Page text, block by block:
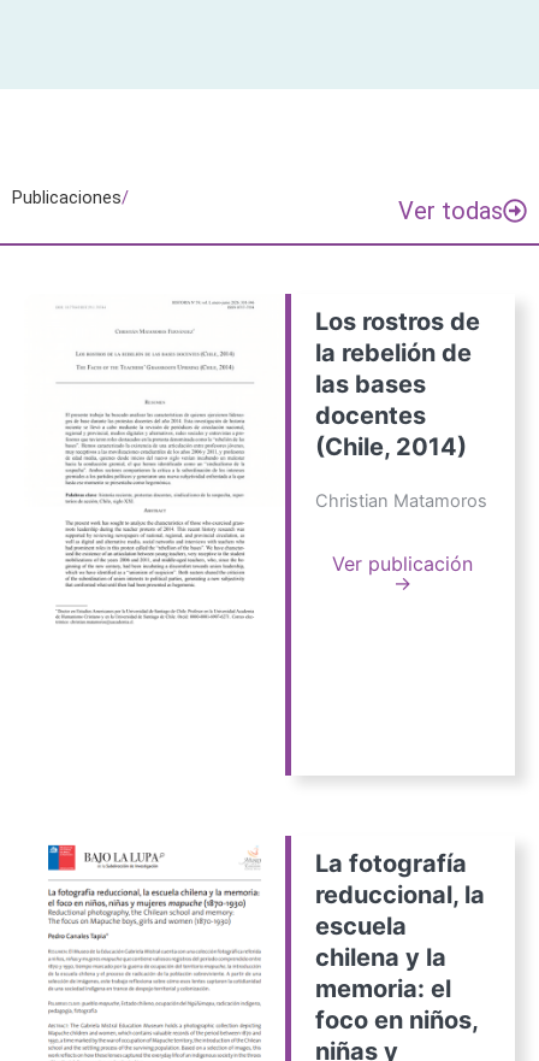
Publicaciones/ Ver todas
Los rostros de
la rebelión de
las bases
docentes
(Chile, 2014)
Christian Matamoros
Ver publicación
→
La fotografía
reduccional, la
escuela
chilena y la
memoria: el
foco en niños,
niñas y